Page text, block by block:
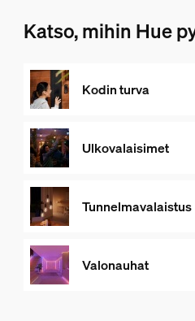
Katso, mihin Hue
Kodin turva
Ulkovalaisimet
Tunnelmavalaistus
Valonauhat